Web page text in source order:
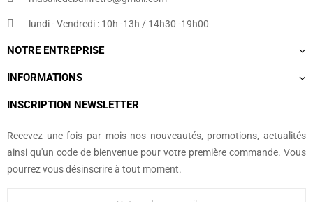
lundi - Vendredi : 10h -13h / 14h30 -19h00
NOTRE ENTREPRISE
INFORMATIONS
INSCRIPTION NEWSLETTER
Recevez une fois par mois nos nouveautés, promotions, actualités
ainsi qu'un code de bienvenue pour votre première commande. Vous
pourrez vous désinscrire à tout moment.